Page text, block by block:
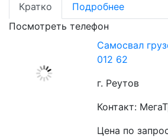
Кратко
Подробнее
Посмотреть телефон
Самосвал
012 62
г. Реутов
Контакт:
Цена по